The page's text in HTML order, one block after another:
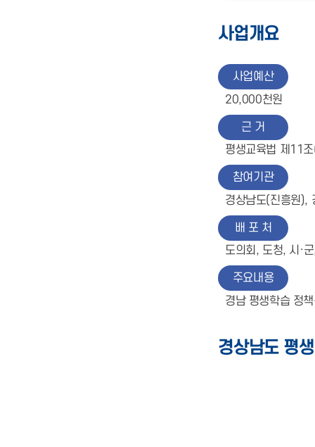
사업개요
사업예산
20,000천원
근 거
평생교육법 제11
참여기관
경상남도(진흥원),
배 포 처
도의회, 도청, 시·
주요내용
경남 평생학습 정
경상남도 평